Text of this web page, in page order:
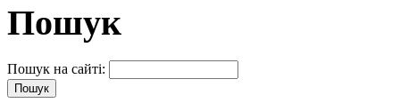
Пошук
Пошук на сайті: